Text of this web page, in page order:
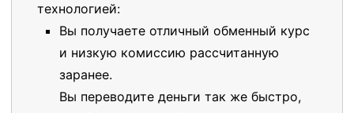
технологией:
Вы получаете отличный обменный курс
и низкую комиссию рассчитанную
заранее.
Вы переводите деньги так же быстро,